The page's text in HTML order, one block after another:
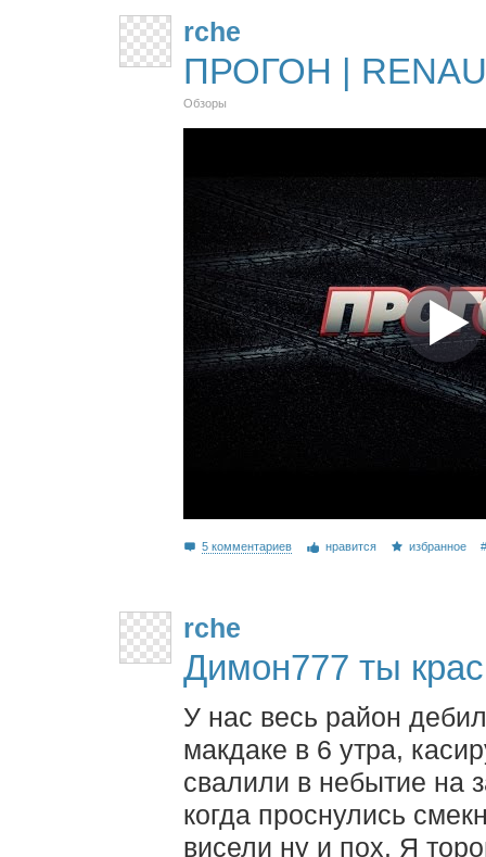
rche
ПРОГОН |
Обзоры
5 комментариев нравится избранное
rche
Димон777 ты
У нас весь район
макдаке в 6 утра,
свалили в небытие на
когда проснулись
висели ну и пох. Я